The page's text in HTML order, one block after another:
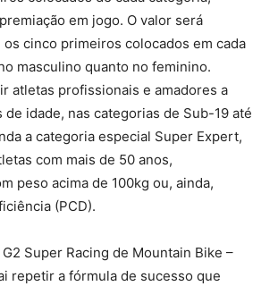
em jogo. O valor será
cinco primeiros colocados em cada
masculino quanto no feminino.
atletas profissionais e amadores a
de idade, nas categorias de Sub-19 até
a categoria especial Super Expert,
com mais de 50 anos,
peso acima de 100kg ou, ainda,
(PCD).
Super Racing de Mountain Bike –
repetir a fórmula de sucesso que